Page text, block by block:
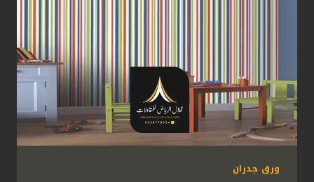
الرياض
–
اشكال
ورق
حائط
ورق جدران